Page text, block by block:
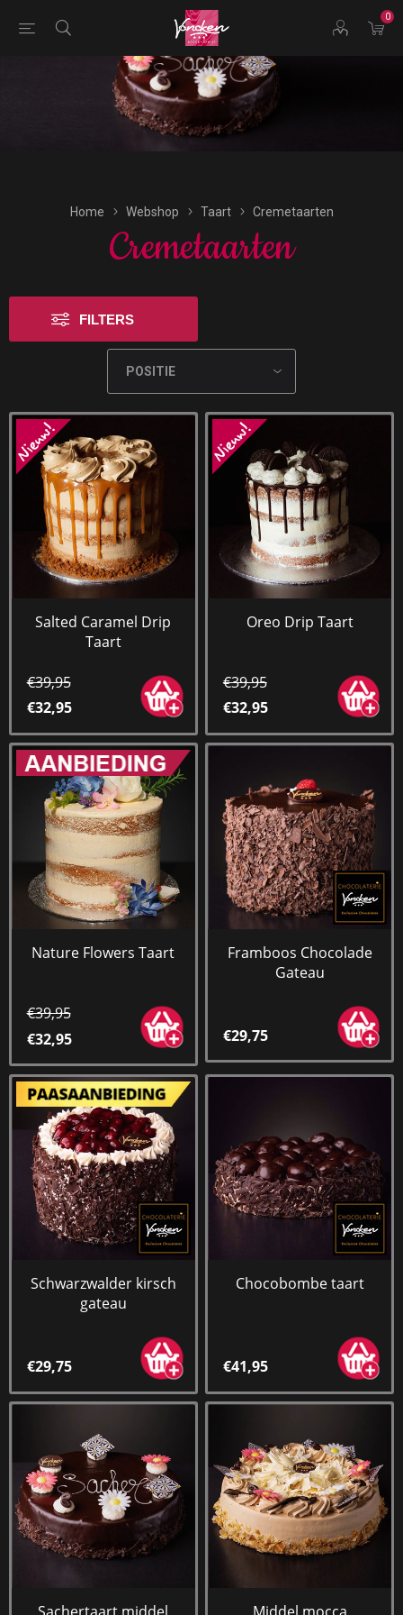
0
Bestellingen voor morgen kunnen vandaag uiterlijk tot
17:00 uur worden geplaatst.
Home Webshop Taart Cremetaarten
Cremetaarten
FILTERS
Salted Caramel Drip
Taart
€39,95
€32,95
Oreo Drip Taart
€39,95
€32,95
Nature Flowers Taart
€39,95
€32,95
Framboos Chocolade
Gateau
€29,75
Schwarzwalder kirsch
gateau
€29,75
Chocobombe taart
€41,95